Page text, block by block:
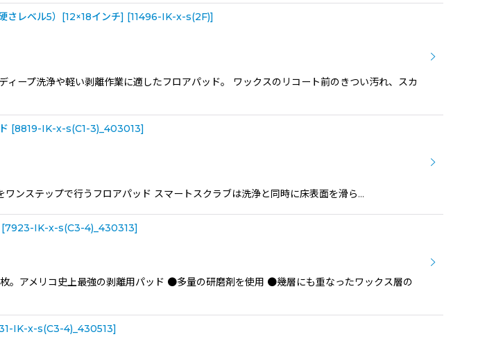
さレベル5）[12×18インチ] [11496-IK-x-s(2F)]
ープ洗浄や軽い剥離作業に適したフロアパッド。 ワックスのリコート前のきつい汚れ、スカ
[8819-IK-x-s(C1-3)_403013]
ステップで行うフロアパッド スマートスクラブは洗浄と同時に床表面を滑ら…
[7923-IK-x-s(C3-4)_430313]
アメリコ史上最強の剥離用パッド ●多量の研磨剤を使用 ●幾層にも重なったワックス層の
IK-x-s(C3-4)_430513]